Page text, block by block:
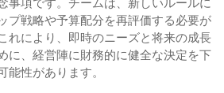
プ戦略や予算配分を再評価する必要が
れにより、即時のニーズと将来の成長
に、経営陣に財務的に健全な決定を下
性があります。